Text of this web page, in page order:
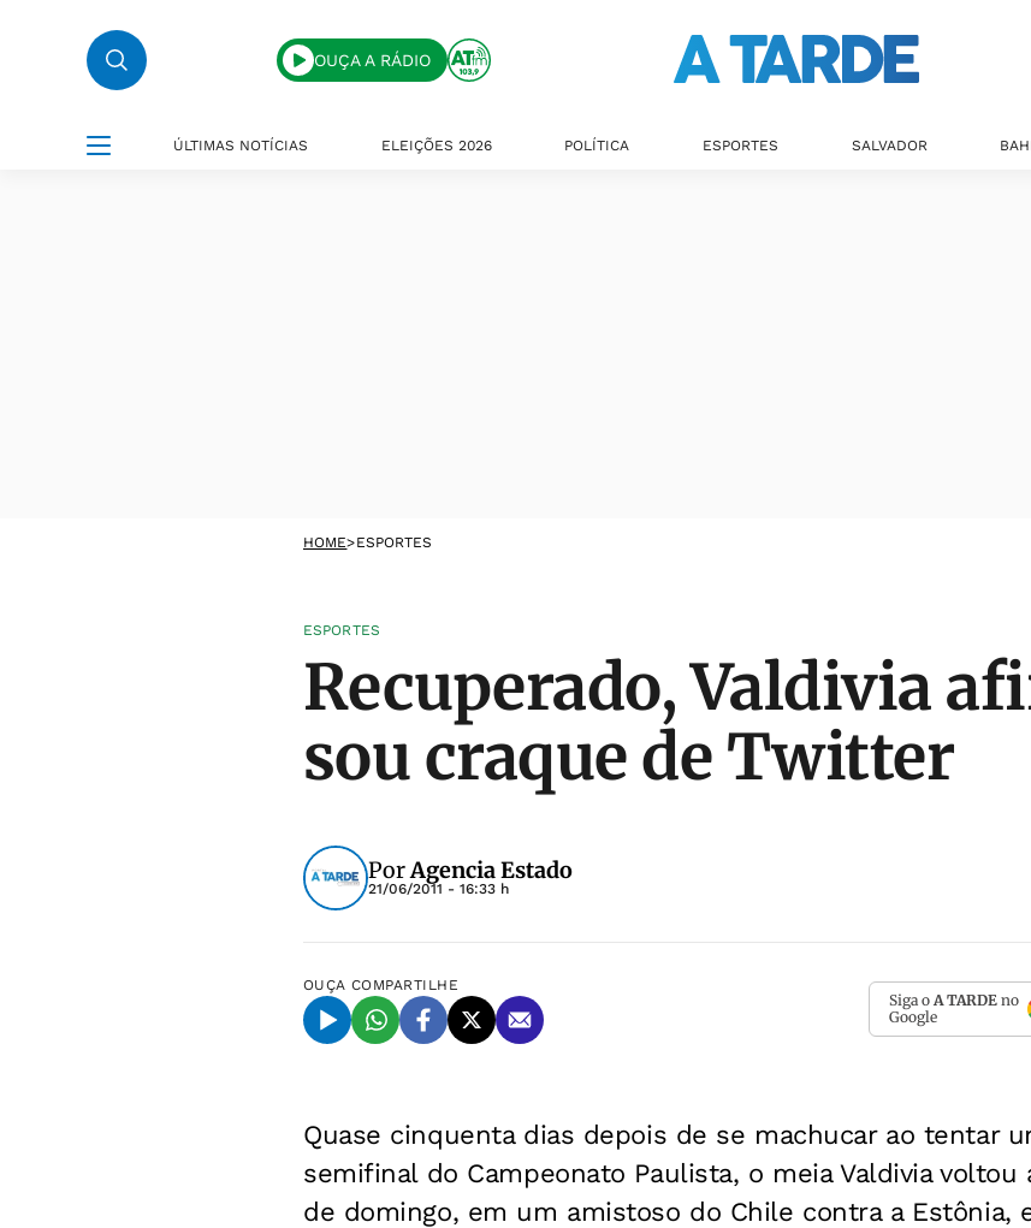
OUÇA A RÁDIO
ÚLTIMAS NOTÍCIAS ELEIÇÕES 2026 POLÍTICA ESPORTES SALVADOR
HOME>ESPORTES
ESPORTES
Recuperado, Valdivia
sou craque de Twitter
PorAgencia Estado
21/06/2011 - 16:33 h
OUÇA COMPARTILHE
Siga o A TARDE no
Google
Quase cinquenta dias depois de se machucar ao tentar
semifinal do Campeonato Paulista, o meia Valdivia voltou
de domingo, em um amistoso do Chile contra a Estônia,